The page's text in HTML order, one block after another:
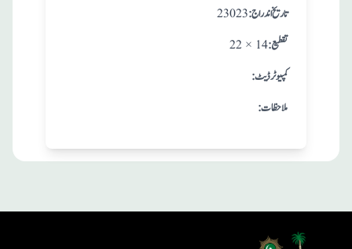
23023 : تاريخ اندراج
22 × 14 :تقطيع
:کمپیوٹر ڈیٹ
:ملاحظات